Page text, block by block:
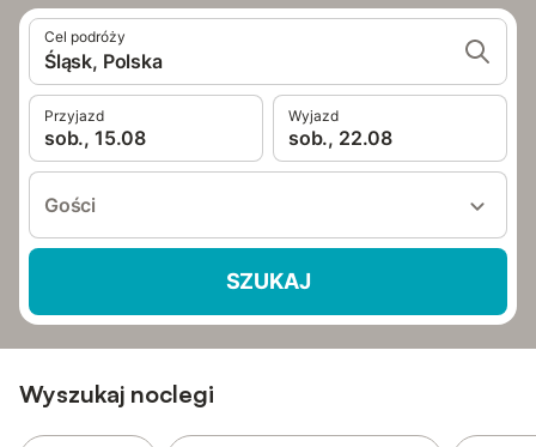
Cel podróży
Śląsk, Polska
Przyjazd
sob., 15.08
Wyjazd
sob., 22.08
Gości
SZUKAJ
Wyszukaj noclegi